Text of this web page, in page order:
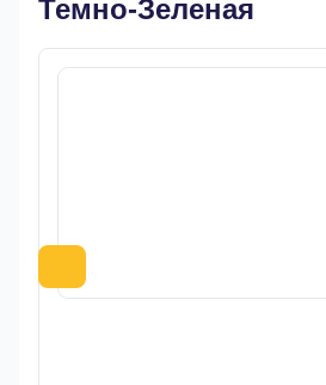
Темно-Зеленая